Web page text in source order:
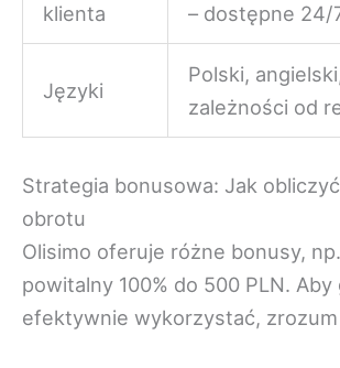
klienta
– dostępne 24/
Języki
Polski,
zależności od
Strategia bonusowa: Jak
obrotu
Olisimo oferuje różne bonusy,
powitalny 100% do 500 PLN. Aby
efektywnie wykorzystać,